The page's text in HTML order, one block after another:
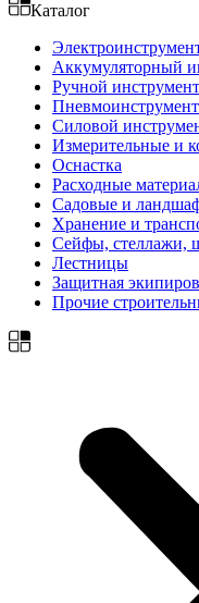
Каталог
Аккумуляторный
Ручной инструмент
Пневмоинструмент
Силовой
Измерительные и
Оснастка
Расходные
Садовые и
Хранение и
Сейфы, стеллажи,
Лестницы
Защитная
Прочие